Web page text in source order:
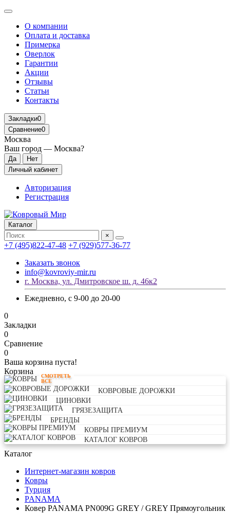
О компании
Оплата и доставка
Примерка
Оверлок
Гарантии
Акции
Отзывы
Статьи
Контакты
Закладки0
Сравнение0
Москва
Ваш город — Москва?
Личный кабинет
Авторизация
Регистрация
Каталог
×
+7 (495)822-47-48 +7 (929)577-36-77
Заказать звонок
info@kovroviy-mir.ru
г. Москва, ул. Дмитровское ш. д. 46к2
Ежедневно, с 9-00 до 20-00
0
Закладки
0
Сравнение
0
Ваша корзина пуста!
Корзина
СМОТРЕТЬ
ВСЕКОВРЫ
КОВРОВЫЕ ДОРОЖКИ
ЦИНОВКИ
ГРЯЗЕЗАЩИТА
БРЕНДЫ
КОВРЫ ПРЕМИУМ
КАТАЛОГ КОВРОВ
Каталог
Интернет-магазин ковров
Ковры
Турция
PANAMA
Ковер PANAMA PN009G GREY / GREY Прямоугольник